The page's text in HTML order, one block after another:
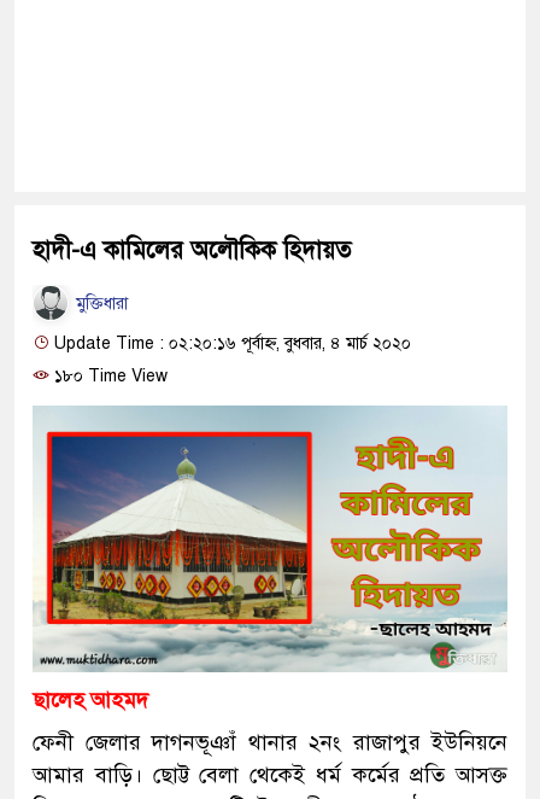
হাদী-এ কামিলের অলৌকিক হিদায়ত
মুক্তিধারা
Update Time : ০২:২০:১৬ পূর্বাহ্ন, বুধবার, ৪ মার্চ ২০২০
১৮০ Time View
ছালেহ আহমদ
ফেনী জেলার দাগনভূঞাঁ থানার ২নং রাজাপুর ইউনিয়নে
আমার বাড়ি। ছোট্ট বেলা থেকেই ধর্ম কর্মের প্রতি আসক্ত